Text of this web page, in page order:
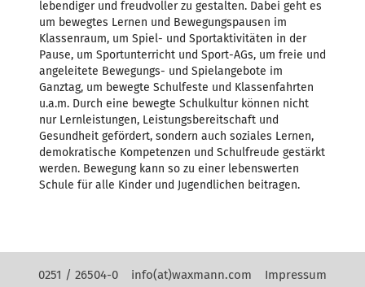
lebendiger und freudvoller zu gestalten. Dabei geht es
um bewegtes Lernen und Bewegungspausen im
Klassenraum, um Spiel- und Sportaktivitäten in der
Pause, um Sportunterricht und Sport-AGs, um freie und
angeleitete Bewegungs- und Spielangebote im
Ganztag, um bewegte Schulfeste und Klassenfahrten
u.a.m. Durch eine bewegte Schulkultur können nicht
nur Lernleistungen, Leistungsbereitschaft und
Gesundheit gefördert, sondern auch soziales Lernen,
demokratische Kompetenzen und Schulfreude gestärkt
werden. Bewegung kann so zu einer lebenswerten
Schule für alle Kinder und Jugendlichen beitragen.
Kontakt Navigation
0251 / 26504-0 info(at)waxmann.com
Impressum